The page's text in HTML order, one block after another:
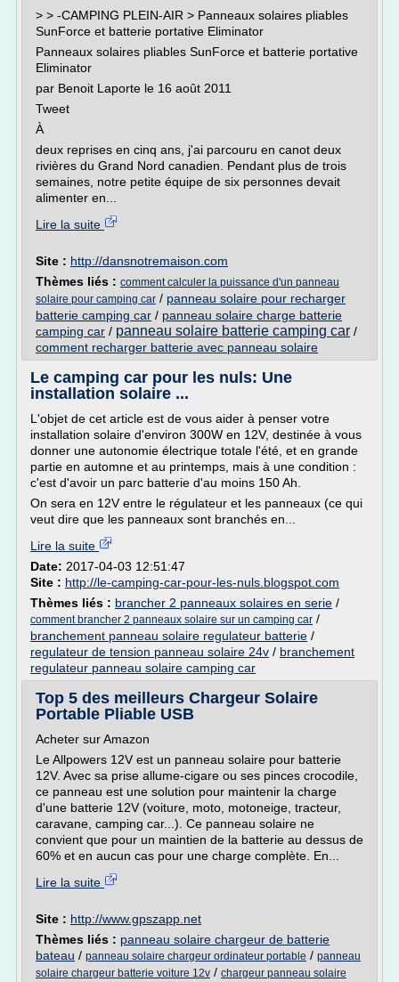
> > -CAMPING PLEIN-AIR > Panneaux solaires pliables
SunForce et batterie portative Eliminator
Panneaux solaires pliables SunForce et batterie portative
Eliminator
par Benoit Laporte le 16 août 2011
Tweet
À
deux reprises en cinq ans, j'ai parcouru en canot deux
rivières du Grand Nord canadien. Pendant plus de trois
semaines, notre petite équipe de six personnes devait
alimenter en...
Lire la suite
Site : http://dansnotremaison.com
Thèmes liés : comment calculer la puissance d'un panneau
solaire pour camping car / panneau solaire pour recharger
batterie camping car / panneau solaire charge batterie
camping car / panneau solaire batterie camping car /
comment recharger batterie avec panneau solaire
Le camping car pour les nuls: Une
installation solaire ...
L'objet de cet article est de vous aider à penser votre
installation solaire d'environ 300W en 12V, destinée à vous
donner une autonomie électrique totale l'été, et en grande
partie en automne et au printemps, mais à une condition :
c'est d'avoir un parc batterie d'au moins 150 Ah.
On sera en 12V entre le régulateur et les panneaux (ce qui
veut dire que les panneaux sont branchés en...
Lire la suite
Date: 2017-04-03 12:51:47
Site : http://le-camping-car-pour-les-nuls.blogspot.com
Thèmes liés : brancher 2 panneaux solaires en serie /
comment brancher 2 panneaux solaire sur un camping car /
branchement panneau solaire regulateur batterie /
regulateur de tension panneau solaire 24v / branchement
regulateur panneau solaire camping car
Top 5 des meilleurs Chargeur Solaire
Portable Pliable USB
Acheter sur Amazon
Le Allpowers 12V est un panneau solaire pour batterie
12V. Avec sa prise allume-cigare ou ses pinces crocodile,
ce panneau est une solution pour maintenir la charge
d'une batterie 12V (voiture, moto, motoneige, tracteur,
caravane, camping car...). Ce panneau solaire ne
convient que pour un maintien de la batterie au dessus de
60% et en aucun cas pour une charge complète. En...
Lire la suite
Site : http://www.gpszapp.net
Thèmes liés : panneau solaire chargeur de batterie
bateau / panneau solaire chargeur ordinateur portable / panneau
solaire chargeur batterie voiture 12v / chargeur panneau solaire